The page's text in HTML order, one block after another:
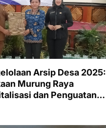
Arsip Desa 2025:
Murung Raya
dan Penguatan